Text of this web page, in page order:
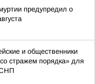
предупредил о
и общественники
стражем порядка» для